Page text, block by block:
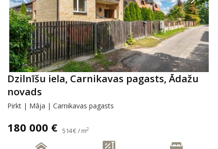
Dzilnīšu iela, Carnikavas pagasts, Ādažu
novads
Pirkt | Māja | Carnikavas pagasts
180 000 € 514 € / m2